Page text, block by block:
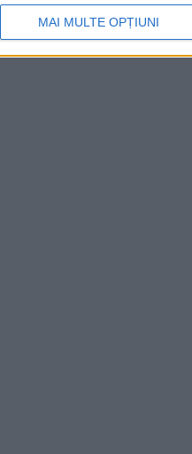
MAI MULTE OPȚIUNI